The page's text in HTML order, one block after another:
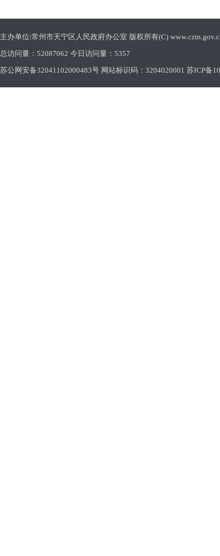
主办单位:常州市天宁区人民政府办公室 版权所有(C)
总访问量： 52087062 今日访问量： 5357
苏公网安备32041102000483号 网站标识码：3204020001 苏ICP备